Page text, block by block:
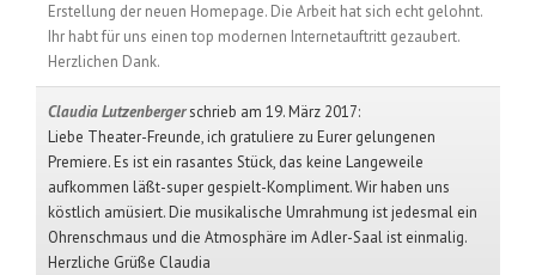
Erstellung der neuen Homepage. Die Arbeit hat sich echt gelohnt.
Ihr habt für uns einen top modernen Internetauftritt gezaubert.
Herzlichen Dank.
Claudia Lutzenbergerschrieb am 19. März 2017:
Liebe Theater-Freunde, ich gratuliere zu Eurer gelungenen
Premiere. Es ist ein rasantes Stück, das keine Langeweile
aufkommen läßt-super gespielt-Kompliment. Wir haben uns
köstlich amüsiert. Die musikalische Umrahmung ist jedesmal ein
Ohrenschmaus und die Atmosphäre im Adler-Saal ist einmalig.
Herzliche Grüße Claudia